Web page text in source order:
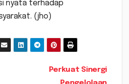
nyata terhadap
(jho)
Perkuat Sinergi